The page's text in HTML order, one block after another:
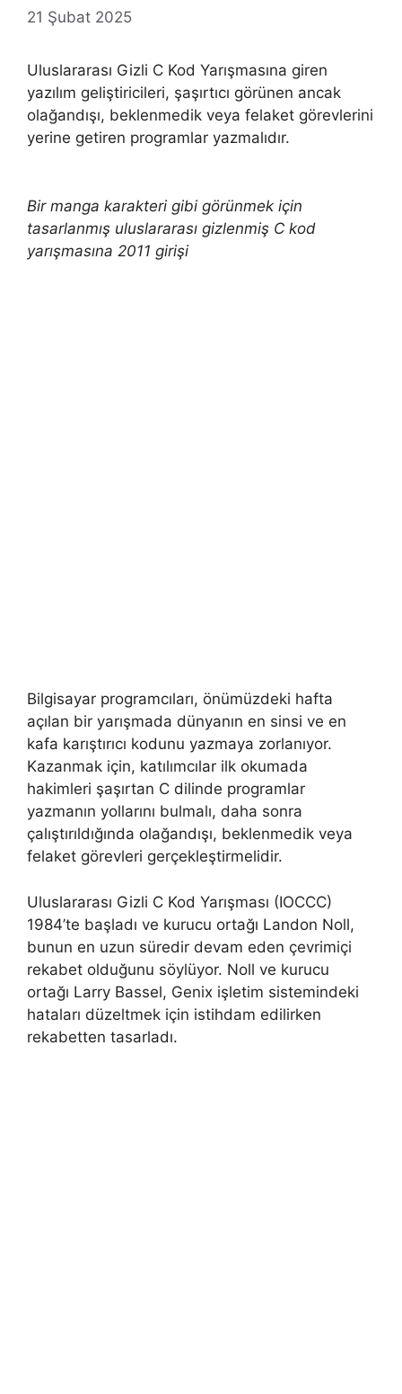
21 Şubat 2025
Uluslararası Gizli C Kod Yarışmasına giren
yazılım geliştiricileri, şaşırtıcı görünen ancak
olağandışı, beklenmedik veya felaket görevlerini
yerine getiren programlar yazmalıdır.
Bir manga karakteri gibi görünmek için
tasarlanmış uluslararası gizlenmiş C kod
yarışmasına 2011 girişi
Bilgisayar programcıları, önümüzdeki hafta
açılan bir yarışmada dünyanın en sinsi ve en
kafa karıştırıcı kodunu yazmaya zorlanıyor.
Kazanmak için, katılımcılar ilk okumada
hakimleri şaşırtan C dilinde programlar
yazmanın yollarını bulmalı, daha sonra
çalıştırıldığında olağandışı, beklenmedik veya
felaket görevleri gerçekleştirmelidir.
Uluslararası Gizli C Kod Yarışması (IOCCC)
1984’te başladı ve kurucu ortağı Landon Noll,
bunun en uzun süredir devam eden çevrimiçi
rekabet olduğunu söylüyor. Noll ve kurucu
ortağı Larry Bassel, Genix işletim sistemindeki
hataları düzeltmek için istihdam edilirken
rekabetten tasarladı.